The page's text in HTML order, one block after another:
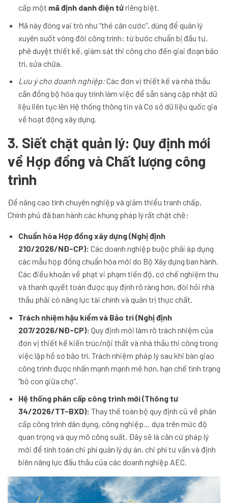
cấp một mã định danh điện tửriêng biệt.
Mã này đóng vai trò như “thẻ căn cước”, dùng để quản lý
xuyên suốt vòng đời công trình: từ bước chuẩn bị đầu tư,
phê duyệt thiết kế, giám sát thi công cho đến giai đoạn bảo
trì, sửa chữa.
Lưu ý cho doanh nghiệp:Các đơn vị thiết kế và nhà thầu
cần đồng bộ hóa quy trình làm việc để sẵn sàng cập nhật dữ
liệu liên tục lên Hệ thống thông tin và Cơ sở dữ liệu quốc gia
về hoạt động xây dựng.
3. Siết chặt quản lý: Quy định mới
về Hợp đồng và Chất lượng công
trình
Để nâng cao tính chuyên nghiệp và giảm thiểu tranh chấp,
Chính phủ đã ban hành các khung pháp lý rất chặt chẽ:
Chuẩn hóa Hợp đồng xây dựng (Nghị định
210/2026/NĐ-CP): Các doanh nghiệp buộc phải áp dụng
các mẫu hợp đồng chuẩn hóa mới do Bộ Xây dựng ban hành.
Các điều khoản về phạt vi phạm tiến độ, cơ chế nghiệm thu
và thanh quyết toán được quy định rõ ràng hơn, đòi hỏi nhà
thầu phải có năng lực tài chính và quản trị thực chất.
Trách nhiệm hậu kiểm và Bảo trì (Nghị định
207/2026/NĐ-CP): Quy định mới làm rõ trách nhiệm của
đơn vị thiết kế kiến trúc/nội thất và nhà thầu thi công trong
việc lập hồ sơ bảo trì. Trách nhiệm pháp lý sau khi bàn giao
công trình được nhấn mạnh mạnh mẽ hơn, hạn chế tình trạng
“bỏ con giữa chợ”.
Hệ thống phân cấp công trình mới (Thông tư
34/2026/TT-BXD): Thay thế toàn bộ quy định cũ về phân
cấp công trình dân dụng, công nghiệp… dựa trên mức độ
quan trọng và quy mô công suất. Đây sẽ là căn cứ pháp lý
mới để tính toán chi phí quản lý dự án, chi phí tư vấn và định
biên năng lực đấu thầu của các doanh nghiệp AEC.